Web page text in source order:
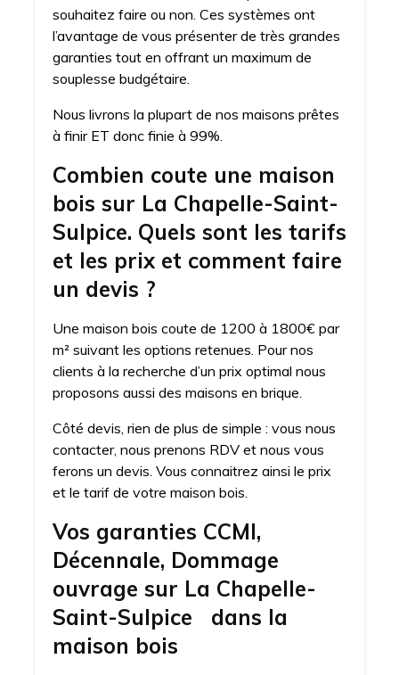
souhaitez faire ou non. Ces systèmes ont
l’avantage de vous présenter de très grandes
garanties tout en offrant un maximum de
souplesse budgétaire.
Nous livrons la plupart de nos maisons prêtes
à finir ET donc finie à 99%.
Combien coute une maison
bois sur La Chapelle-Saint-
Sulpice. Quels sont les tarifs
et les prix et comment faire
un devis ?
Une maison bois coute de 1200 à 1800€ par
m² suivant les options retenues. Pour nos
clients à la recherche d’un prix optimal nous
proposons aussi des maisons en brique.
Côté devis, rien de plus de simple : vous nous
contacter, nous prenons RDV et nous vous
ferons un devis. Vous connaitrez ainsi le prix
et le tarif de votre maison bois.
Vos garanties CCMI,
Décennale, Dommage
ouvrage sur La Chapelle-
Saint-Sulpice dans la
maison bois